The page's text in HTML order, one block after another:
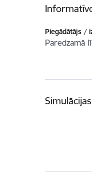
Piegādātājs /
Paredzamā